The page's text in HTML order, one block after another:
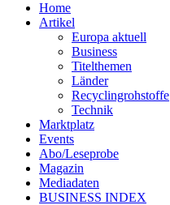
Home
Artikel
Europa aktuell
Business
Titelthemen
Länder
Recyclingrohstoffe
Technik
Marktplatz
Events
Abo/Leseprobe
Magazin
Mediadaten
BUSINESS INDEX